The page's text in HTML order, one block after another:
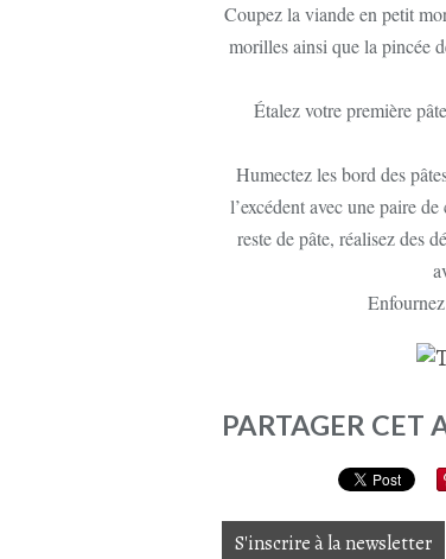
Coupez la viande en petit
morilles ainsi que la pincée
Étalez votre première
Humectez les bord des
l’excédent avec une paire
reste de pâte, réalisez des
PARTAGER CET
S'inscrire à la newsletter